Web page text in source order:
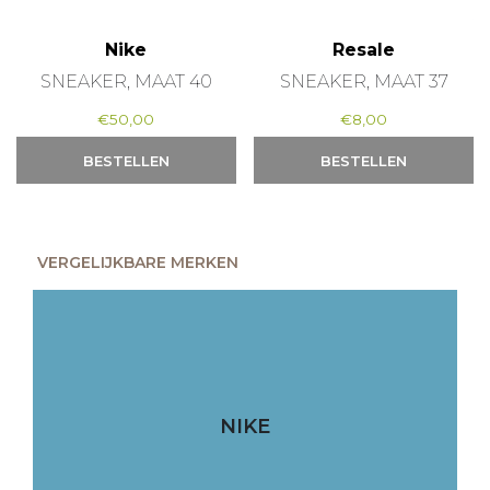
Nike
SNEAKER, MAAT 40
€50,00
BESTELLEN
Resale
SNEAKER, MAAT 37
€8,00
BESTELLEN
VERGELIJKBARE MERKEN
NIKE